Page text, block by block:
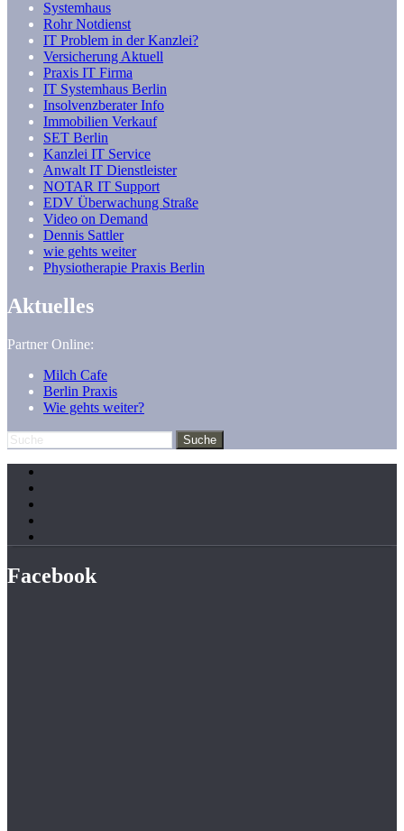
Systemhaus
Rohr Notdienst
IT Problem in der Kanzlei?
Versicherung Aktuell
Praxis IT Firma
IT Systemhaus Berlin
Insolvenzberater Info
Immobilien Verkauf
SET Berlin
Kanzlei IT Service
Anwalt IT Dienstleister
NOTAR IT Support
EDV Überwachung Straße
Video on Demand
Dennis Sattler
wie gehts weiter
Physiotherapie Praxis Berlin
Aktuelles
Partner Online:
Milch Cafe
Berlin Praxis
Wie gehts weiter?
Facebook